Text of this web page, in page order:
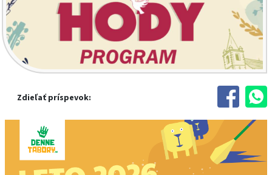
Zdieľať príspevok: